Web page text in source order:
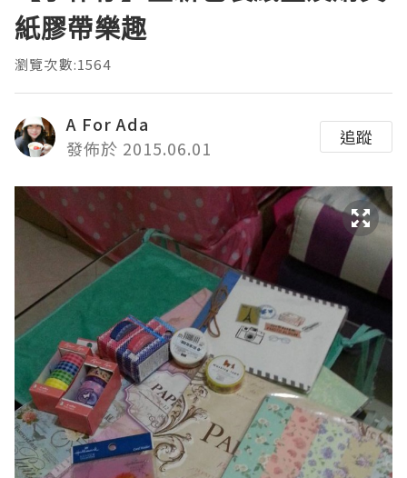
紙膠帶樂趣
瀏覽次數:1564
A For Ada
發佈於 2015.06.01
追蹤